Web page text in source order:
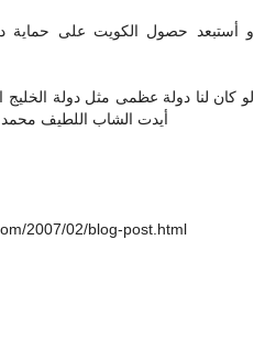
و أستبعد حصول الكويت على حماية
لو كان لنا دولة عظمى مثل دولة
أيدت الشاب اللطيف
2007/02/blog-post.html